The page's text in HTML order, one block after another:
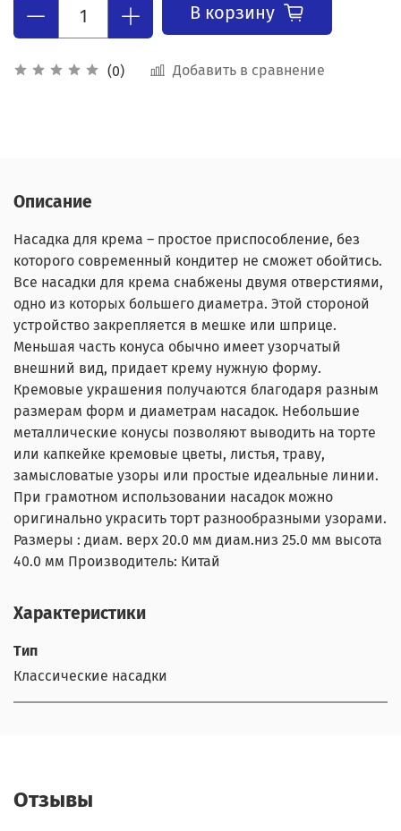
(0) Добавить в сравнение
В корзину
Описание
Насадка для крема – простое приспособление, без
которого современный кондитер не сможет обойтись.
Все насадки для крема снабжены двумя отверстиями,
одно из которых большего диаметра. Этой стороной
устройство закрепляется в мешке или шприце.
Меньшая часть конуса обычно имеет узорчатый
внешний вид, придает крему нужную форму.
Кремовые украшения получаются благодаря разным
размерам форм и диаметрам насадок. Небольшие
металлические конусы позволяют выводить на торте
или капкейке кремовые цветы, листья, траву,
замысловатые узоры или простые идеальные линии.
При грамотном использовании насадок можно
оригинально украсить торт разнообразными узорами.
Размеры : диам. верх 20.0 мм диам.низ 25.0 мм высота
40.0 мм Производитель: Китай
Характеристики
Тип
Классические насадки
Отзывы